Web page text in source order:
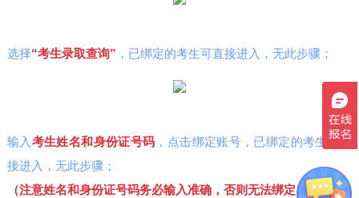
选择“考生录取查询” ，已绑定的考生可直接进入，无此步骤；
输入考生姓名和身份证号码 ，点击绑定账号，已绑定的考生可直
接进入，无此步骤；
（注意姓名和身份证号码务必输入准确，否则无法绑定）